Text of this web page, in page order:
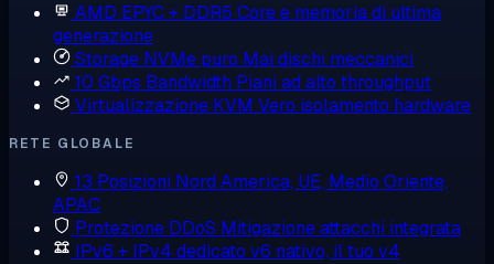
AMD EPYC + DDR5 Core e memoria di ultima
generazione
Storage NVMe puro Mai dischi meccanici
10 Gbps Bandwidth Piani ad alto throughput
Virtualizzazione KVM Vero isolamento hardware
RETE GLOBALE
13 Posizioni Nord America, UE, Medio Oriente,
APAC
Protezione DDoS Mitigazione attacchi integrata
IPv6 + IPv4 dedicato v6 nativo, il tuo v4